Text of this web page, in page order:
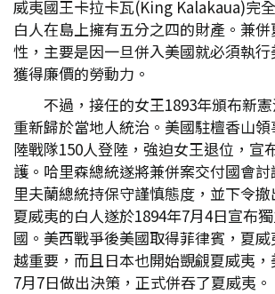
威夷國王卡拉卡瓦(King Kalakaua)完
白人在島上擁有五分之四的財產。兼
性，主要是因一旦併入美國就必須執
獲得廉價的勞動力。
不過，接任的女王1893年頒布新
重新歸於當地人統治。美國駐檀香山
陸戰隊150人登陸，強迫女王退位，宣
護。哈里森總統遂將兼併案交付國會
里夫蘭總統持保守謹慎態度，並下令撤
夏威夷的白人遂於1894年7月4日宣布
國。美西戰爭後美國取得菲律賓，夏
越重要，而且日本也開始覬覦夏威夷
7月7日做出決策，正式併吞了夏威夷。